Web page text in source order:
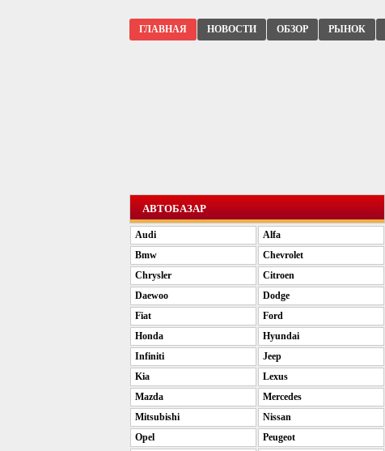
ГЛАВНАЯ НОВОСТИ ОБЗОР РЫНОК
АВТОБАЗАР
Audi
Alfa
Bmw
Chevrolet
Chrysler
Citroen
Daewoo
Dodge
Fiat
Ford
Honda
Hyundai
Infiniti
Jeep
Kia
Lexus
Mazda
Mercedes
Mitsubishi
Nissan
Opel
Peugeot